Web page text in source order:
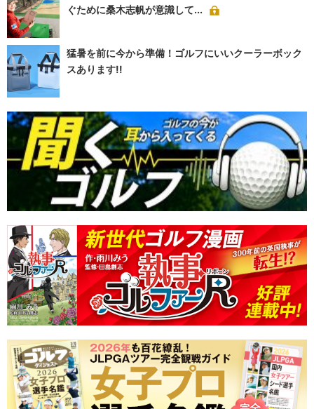
ぐために桑木志帆が意識して...
猛暑を前に今から準備！ゴルフにいいクーラーボック
スあります!!